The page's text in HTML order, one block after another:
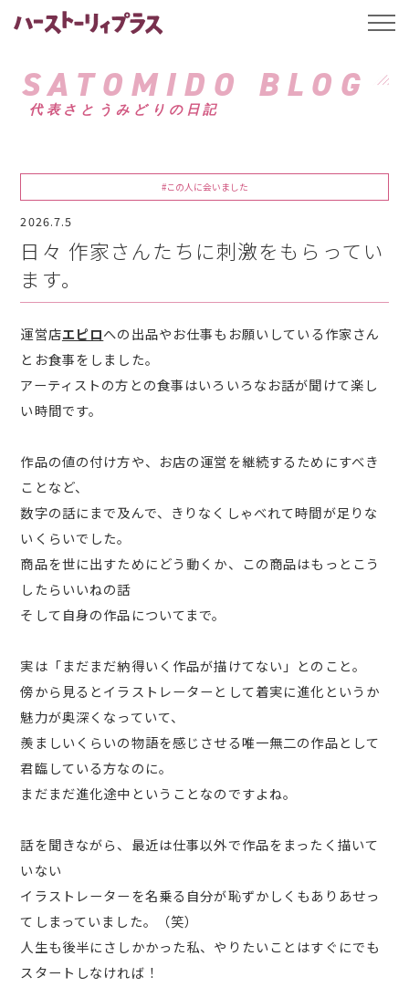
ハーストーリィプ
SATOMIDO BLOG
代表さとうみどりの日記
#この人に会いました
2026.7.5
日々 作家さんたちに刺激をもらってい
ます。
運営店エピロへの出品やお仕事もお願いしている作家さん
とお食事をしました。
アーティストの方との食事はいろいろなお話が聞けて楽し
い時間です。
作品の値の付け方や、お店の運営を継続するためにすべき
ことなど、
数字の話にまで及んで、きりなくしゃべれて時間が足りな
いくらいでした。
商品を世に出すためにどう動くか、この商品はもっとこう
したらいいねの話
そして自身の作品についてまで。
実は「まだまだ納得いく作品が描けてない」とのこと。
傍から見るとイラストレーターとして着実に進化というか
魅力が奥深くなっていて、
羨ましいくらいの物語を感じさせる唯一無二の作品として
君臨している方なのに。
まだまだ進化途中ということなのですよね。
話を聞きながら、最近は仕事以外で作品をまったく描いて
いない
イラストレーターを名乗る自分が恥ずかしくもありあせっ
てしまっていました。（笑）
人生も後半にさしかかった私、やりたいことはすぐにでも
スタートしなければ！
t
l
a